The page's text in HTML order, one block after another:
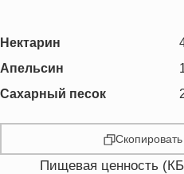
Нектарин
Апельсин
Сахарный песок
Пищевая ценность